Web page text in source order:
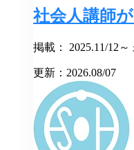
社会人講師
掲載： 2025.11/12～
更新：2026.08/07